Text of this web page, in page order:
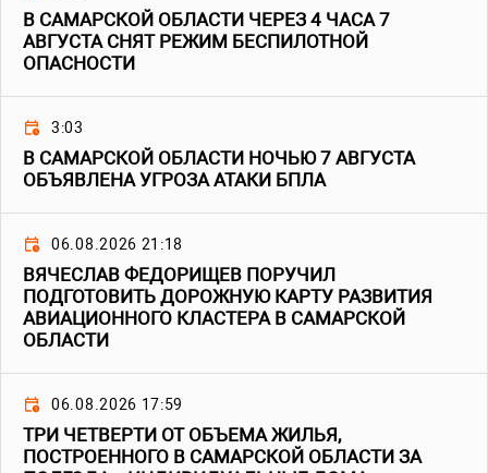
В САМАРСКОЙ ОБЛАСТИ ЧЕРЕЗ 4 ЧАСА 7
АВГУСТА СНЯТ РЕЖИМ БЕСПИЛОТНОЙ
ОПАСНОСТИ
3:03
В САМАРСКОЙ ОБЛАСТИ НОЧЬЮ 7 АВГУСТА
ОБЪЯВЛЕНА УГРОЗА АТАКИ БПЛА
06.08.2026 21:18
ВЯЧЕСЛАВ ФЕДОРИЩЕВ ПОРУЧИЛ
ПОДГОТОВИТЬ ДОРОЖНУЮ КАРТУ РАЗВИТИЯ
АВИАЦИОННОГО КЛАСТЕРА В САМАРСКОЙ
ОБЛАСТИ
06.08.2026 17:59
ТРИ ЧЕТВЕРТИ ОТ ОБЪЕМА ЖИЛЬЯ,
ПОСТРОЕННОГО В САМАРСКОЙ ОБЛАСТИ ЗА